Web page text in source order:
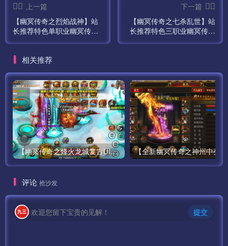
上一篇
【幽冥传奇之烈焰战神】站
长推荐特色单职业幽冥传奇
管理后台-GM总运营管理后
IOS安卓双端版本！
下一篇
【幽冥传奇之七杀乱世】站
长推荐特色三职业幽冥传奇
IOS安卓双端版本！
相关推荐
【幽冥传奇之烽火龙城复古UI修复版新增多套玩法】站长推荐经典PK类动作手游最新打包Win服务端源码视频架设教程-战纹-战宠-星魂-汽车-神装-GM多功能运营后台-全新授权网页后台！
评论 抢沙发
欢迎您留下宝贵的见解！ 提交